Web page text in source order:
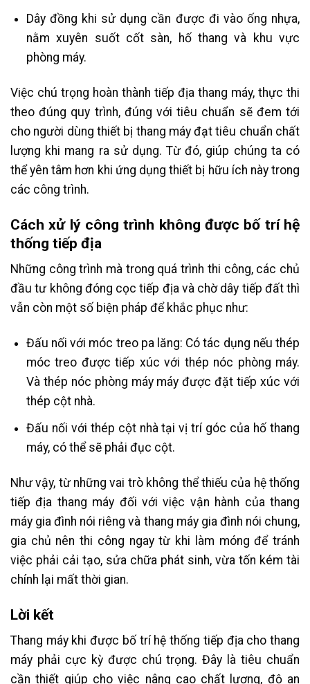
Dây đồng khi sử dụng cần được đi vào ống nhựa,
nằm xuyên suốt cốt sàn, hố thang và khu vực
phòng máy.
Việc chú trọng hoàn thành tiếp địa thang máy, thực thi
theo đúng quy trình, đúng với tiêu chuẩn sẽ đem tới
cho người dùng thiết bị thang máy đạt tiêu chuẩn chất
lượng khi mang ra sử dụng. Từ đó, giúp chúng ta có
thể yên tâm hơn khi ứng dụng thiết bị hữu ích này trong
các công trình.
Cách xử lý công trình không được bố trí hệ
thống tiếp địa
Những công trình mà trong quá trình thi công, các chủ
đầu tư không đóng cọc tiếp địa và chờ dây tiếp đất thì
vẫn còn một số biện pháp để khắc phục như:
Đấu nối với móc treo pa lăng: Có tác dụng nếu thép
móc treo được tiếp xúc với thép nóc phòng máy.
Và thép nóc phòng máy máy được đặt tiếp xúc với
thép cột nhà.
Đấu nối với thép cột nhà tại vị trí góc của hố thang
máy, có thể sẽ phải đục cột.
Như vậy, từ những vai trò không thể thiếu của hệ thống
tiếp địa thang máy đối với việc vận hành của thang
máy gia đình nói riêng và thang máy gia đình nói chung,
gia chủ nên thi công ngay từ khi làm móng để tránh
việc phải cải tạo, sửa chữa phát sinh, vừa tốn kém tài
chính lại mất thời gian.
Lời kết
Thang máy khi được bố trí hệ thống tiếp địa cho thang
máy phải cực kỳ được chú trọng. Đây là tiêu chuẩn
cần thiết giúp cho việc nâng cao chất lượng, độ an